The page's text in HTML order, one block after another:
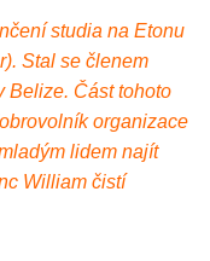
studia na Etonu
Stal se členem
Belize. Část tohoto
organizace
lidem najít
William čistí